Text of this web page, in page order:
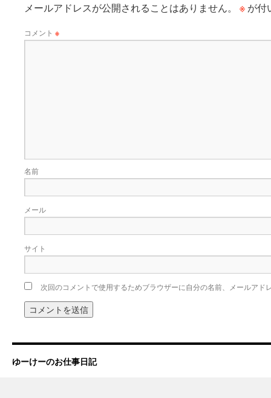
メールアドレスが公開されることはありません。 ※ が付
コメント ※
名前
メール
サイト
次回のコメントで使用するためブラウザーに自分の名前、メールアド
ゆーけーのお仕事日記